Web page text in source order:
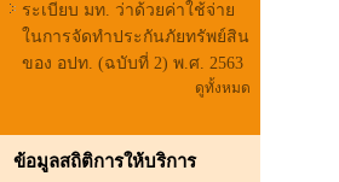
ระเบียบ มท. ว่าด้วยค่าใช้จ่าย
ในการจัดทำประกันภัยทรัพย์สิน
ของ อปท. (ฉบับที่ 2) พ.ศ. 2563
ดูทั้งหมด
ข้อมูลสถิติการให้บริการ